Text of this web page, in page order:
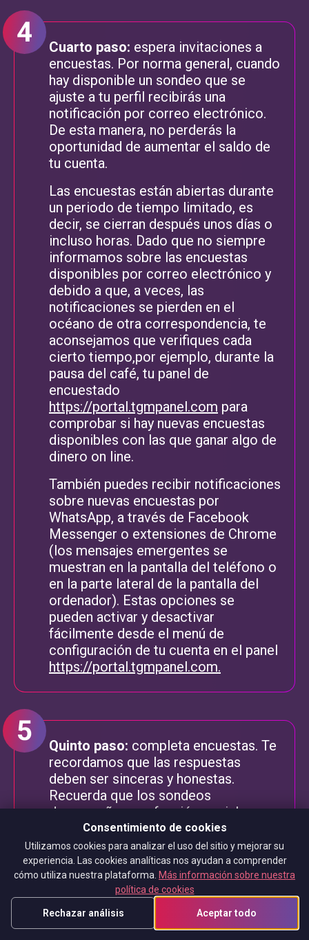
Cuarto paso: espera invitaciones a
encuestas. Por norma general, cuando
hay disponible un sondeo que se
ajuste a tu perfil recibirás una
notificación por correo electrónico.
De esta manera, no perderás la
oportunidad de aumentar el saldo de
tu cuenta.
Las encuestas están abiertas durante
un periodo de tiempo limitado, es
decir, se cierran después unos días o
incluso horas. Dado que no siempre
informamos sobre las encuestas
disponibles por correo electrónico y
debido a que, a veces, las
notificaciones se pierden en el
océano de otra correspondencia, te
aconsejamos que verifiques cada
cierto tiempo,por ejemplo, durante la
pausa del café, tu panel de
encuestado
https://portal.tgmpanel.com para
comprobar si hay nuevas encuestas
disponibles con las que ganar algo de
dinero on line.
También puedes recibir notificaciones
sobre nuevas encuestas por
WhatsApp, a través de Facebook
Messenger o extensiones de Chrome
(los mensajes emergentes se
muestran en la pantalla del teléfono o
en la parte lateral de la pantalla del
ordenador). Estas opciones se
pueden activar y desactivar
fácilmente desde el menú de
configuración de tu cuenta en el panel
https://portal.tgmpanel.com.
Quinto paso: completa encuestas. Te
recordamos que las respuestas
deben ser sinceras y honestas.
Recuerda que los sondeos
desempeñan una función social
relevante y tu opinión es muy
importante para las empresas que
nos encargan estas investigaciones.
En base al resultado de las encuestas,
se toman decisiones importantes que
te afectan también a ti como
consumidor. No tienes que temer
Consentimiento de cookies
Utilizamos cookies para analizar el uso del sitio y mejorar su
experiencia. Las cookies analíticas nos ayudan a comprender
cómo utiliza nuestra plataforma. Más información sobre nuestra
política de cookies
Rechazar análisis Aceptar todo